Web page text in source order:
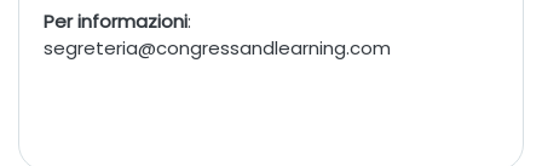
Per informazioni:
segreteria@congressandlearning.com